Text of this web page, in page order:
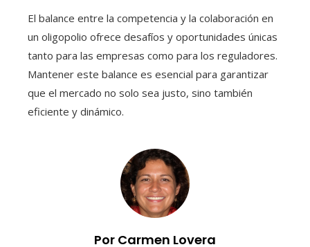
El balance entre la competencia y la colaboración en
un oligopolio ofrece desafíos y oportunidades únicas
tanto para las empresas como para los reguladores.
Mantener este balance es esencial para garantizar
que el mercado no solo sea justo, sino también
eficiente y dinámico.
Por Carmen Lovera